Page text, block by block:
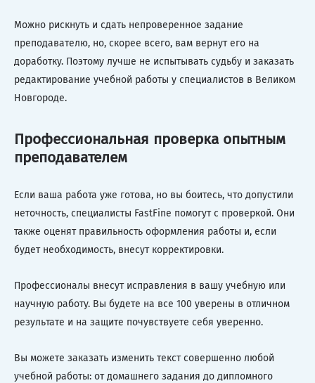
Можно рискнуть и сдать непроверенное задание
преподавателю, но, скорее всего, вам вернут его на
доработку. Поэтому лучше не испытывать судьбу и заказать
редактирование учебной работы у специалистов в Великом
Новгороде.
Профессиональная проверка опытным
преподавателем
Если ваша работа уже готова, но вы боитесь, что допустили
неточность, специалисты FastFine помогут с проверкой. Они
также оценят правильность оформления работы и, если
будет необходимость, внесут корректировки.
Профессионалы внесут исправления в вашу учебную или
научную работу. Вы будете на все 100 уверены в отличном
результате и на защите почувствуете себя уверенно.
Вы можете заказать изменить текст совершенно любой
учебной работы: от домашнего задания до дипломного